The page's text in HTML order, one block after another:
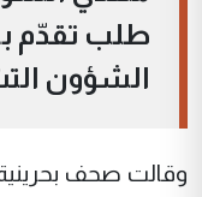
الشؤون
وقالت صحف بحرينية